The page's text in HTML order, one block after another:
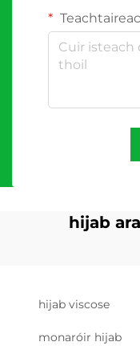
hijab
hijab viscose
monaróir hijab